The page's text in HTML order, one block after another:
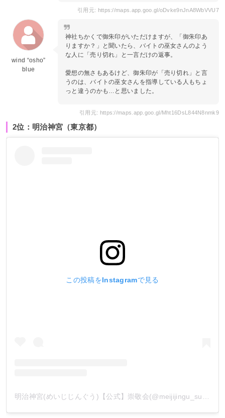
引用元: https://maps.app.goo.gl/oDvke9nJnA8WbVVU7
wind “osho”
blue
神社ちかくで御朱印がいただけますが、「御朱印あ
りますか？」と聞いたら、バイトの巫女さんのよう
な人に「売り切れ」と一言だけの返事。
愛想の無さもあるけど、御朱印が「売り切れ」と言
うのは、バイトの巫女さんを指導している人もちょ
っと違うのかも…と思いました。
引用元: https://maps.app.goo.gl/Mht16DsL844N8nmk9
2位：明治神宮（東京都）
この投稿をInstagramで見る
明治神宮(めいじじんぐう)【公式】崇敬会(@meijijingu_sukeikai)がシェアした投稿